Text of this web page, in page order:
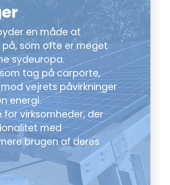
en måde at
som ofte er meget
sydeuropa.
tag på carporte,
vejrets påvirkninger
energi.
virksomheder, der
med
brugen af deres